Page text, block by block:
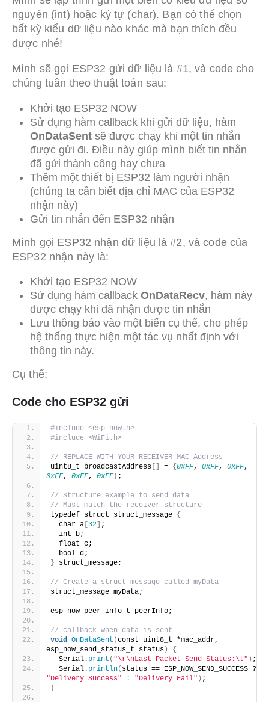
nguyên (int) hoặc ký tự (char). Bạn có thể chọn
bất kỳ kiểu dữ liệu nào khác mà bạn thích đều
được nhé!
Mình sẽ gọi ESP32 gửi dữ liệu là #1, và code cho
chúng tuân theo thuật toán sau:
Khởi tạo ESP32 NOW
Sử dụng hàm callback khi gửi dữ liệu, hàm
OnDataSentsẽ được chạy khi một tin nhắn
được gửi đi. Điều này giúp mình biết tin nhắn
đã gửi thành công hay chưa
Thêm một thiết bị ESP32 làm người nhận
(chúng ta cần biết địa chỉ MAC của ESP32
nhận này)
Gửi tin nhắn đến ESP32 nhận
Mình gọi ESP32 nhận dữ liệu là #2, và code của
ESP32 nhận này là:
Khởi tạo ESP32 NOW
Sử dụng hàm callback OnDataRecv, hàm này
được chạy khi đã nhận được tin nhắn
Lưu thông báo vào một biến cụ thể, cho phép
hệ thống thực hiện một tác vụ nhất định với
thông tin này.
Cụ thể:
Code cho ESP32 gửi
#include <esp_now.h>
#include <WiFi.h>
// REPLACE WITH YOUR RECEIVER MAC Address
uint8_t broadcastAddress [] = {0xFF, 0xFF, 0xFF
0xFF, 0xFF, 0xFF} ;
// Structure example to send data
// Must match the receiver structure
typedef struct struct_message {
  char a
[32] ;
  int b;
  float c;
  bool d;
} struct_message;
// Create a struct_message called myData
struct_message myData;
esp_now_peer_info_t peerInfo;
// callback when data is sent
void
OnDataSent (const uint8_t *mac_addr,
esp_now_send_status_t status)
{
  Serial.
print ( "\r\nLast Packet Send Status:\t" ) ;
  Serial.
println(
"Delivery Success"
: "Delivery Fail" ) ;
}